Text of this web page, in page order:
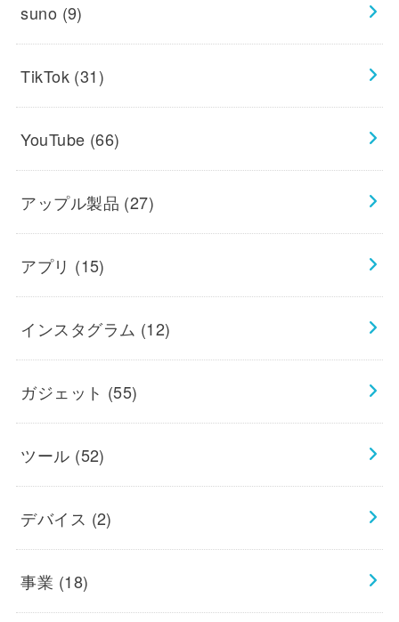
suno (9)
TikTok (31)
YouTube (66)
アップル製品 (27)
アプリ (15)
インスタグラム (12)
ガジェット (55)
ツール (52)
デバイス (2)
事業 (18)